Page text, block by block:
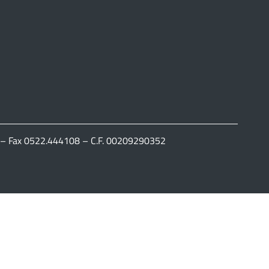
Fax 0522.444108 – C.F. 00209290352